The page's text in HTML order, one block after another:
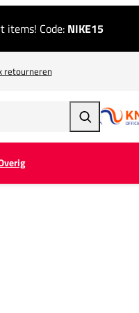
items! Code: NIKE15
retourneren
Zoeken